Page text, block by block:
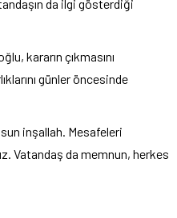
da ilgi gösterdiği
kararın çıkmasını
günler öncesinde
inşallah. Mesafeleri
Vatandaş da memnun, herkes